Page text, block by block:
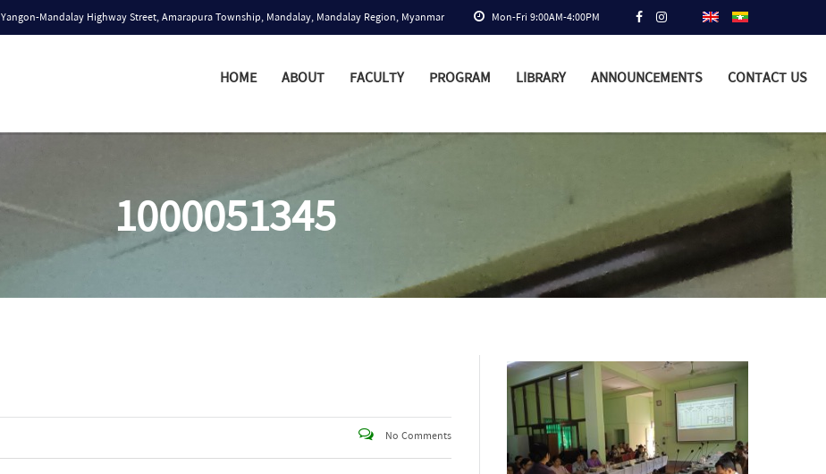
Mon-Fri 9:00AM-4:00PM
Yangon-Mandalay Highway Street, Amarapura Township, Mandalay, Mandalay Region, Myanmar
HOME ABOUT FACULTY PROGRAM LIBRARY ANNOUNCEMENTS CONTACT US
1000051345
No Comments